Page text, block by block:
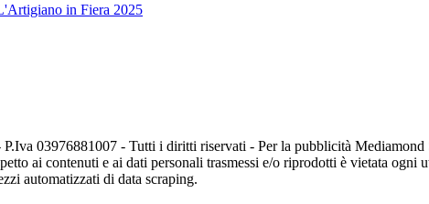
in Fiera 2025
03976881007 - Tutti i diritti riservati - Per la pubblicità
ai contenuti e ai dati personali trasmessi e/o riprodotti è vietata
automatizzati di data scraping.